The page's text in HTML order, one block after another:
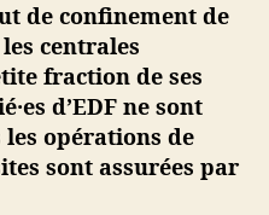
de confinement de
centrales
fraction de ses
d’EDF ne sont
les opérations de
sont assurées par